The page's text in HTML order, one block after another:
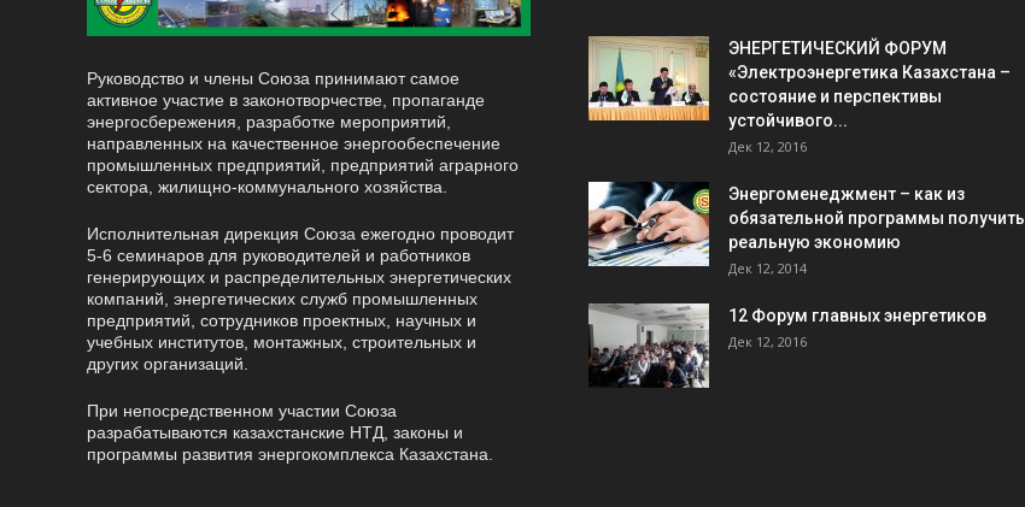
Руководство и члены Союза принимают самое
активное участие в законотворчестве, пропаганде
энергосбережения, разработке мероприятий,
направленных на качественное энергообеспечение
промышленных предприятий, предприятий аграрного
сектора, жилищно-коммунального хозяйства.
Исполнительная дирекция Союза ежегодно проводит
5-6 семинаров для руководителей и работников
генерирующих и распределительных энергетических
компаний, энергетических служб промышленных
предприятий, сотрудников проектных, научных и
учебных институтов, монтажных, строительных и
других организаций.
При непосредственном участии Союза
разрабатываются казахстанские НТД, законы и
программы развития энергокомплекса Казахстана.
ЭНЕРГЕТИЧЕСКИЙ ФОРУМ
«Электроэнергетика Казахстана –
состояние и перспективы
устойчивого...
Дек 12, 2016
Энергоменеджмент – как из
обязательной программы получить
реальную экономию
Дек 12, 2014
12 Форум главных энергетиков
Дек 12, 2016